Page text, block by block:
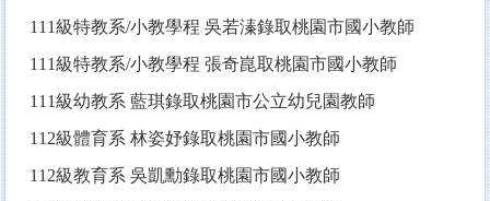
111級特教系/小教學程 吳若溱錄取桃園市國小教師
111級特教系/小教學程 張奇崑取桃園市國小教師
111級幼教系 藍琪錄取桃園市公立幼兒園教師
112級體育系 林姿妤錄取桃園市國小教師
112級教育系 吳凱勳錄取桃園市國小教師